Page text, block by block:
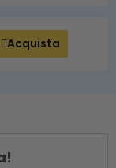
Acquista